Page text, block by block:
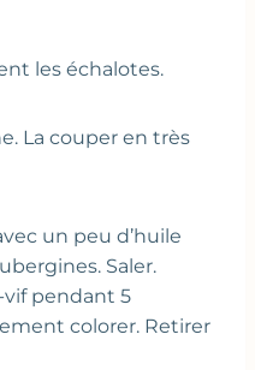
les échalotes.
La couper en très
un peu d’huile
Saler.
vif pendant 5
colorer. Retirer